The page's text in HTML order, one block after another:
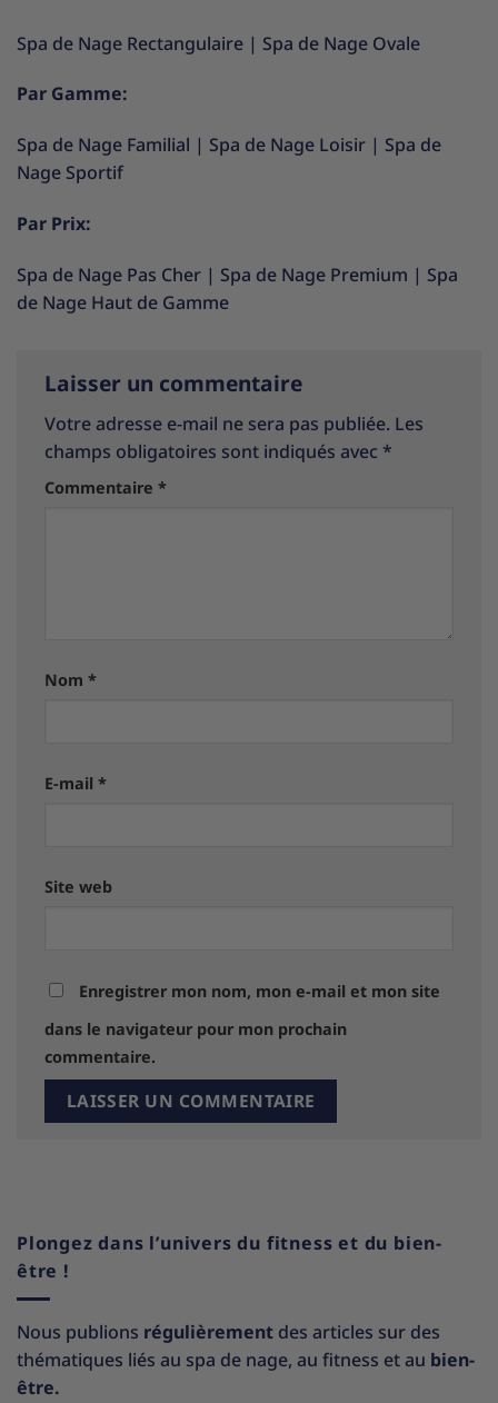
Spa de Nage Rectangulaire | Spa de Nage Ovale
Par Gamme:
Spa de Nage Familial | Spa de Nage Loisir | Spa de
Nage Sportif
Par Prix:
Spa de Nage Pas Cher | Spa de Nage Premium | Spa
de Nage Haut de Gamme
Laisser un commentaire
Votre adresse e-mail ne sera pas publiée. Les
champs obligatoires sont indiqués avec *
Commentaire *
Nom *
E-mail *
Site web
Enregistrer mon nom, mon e-mail et mon site
dans le navigateur pour mon prochain
commentaire.
Plongez dans l’univers du fitness et du bien-
être !
Nous publions régulièrement des articles sur des
thématiques liés au spa de nage, au fitness et au bien-
être.